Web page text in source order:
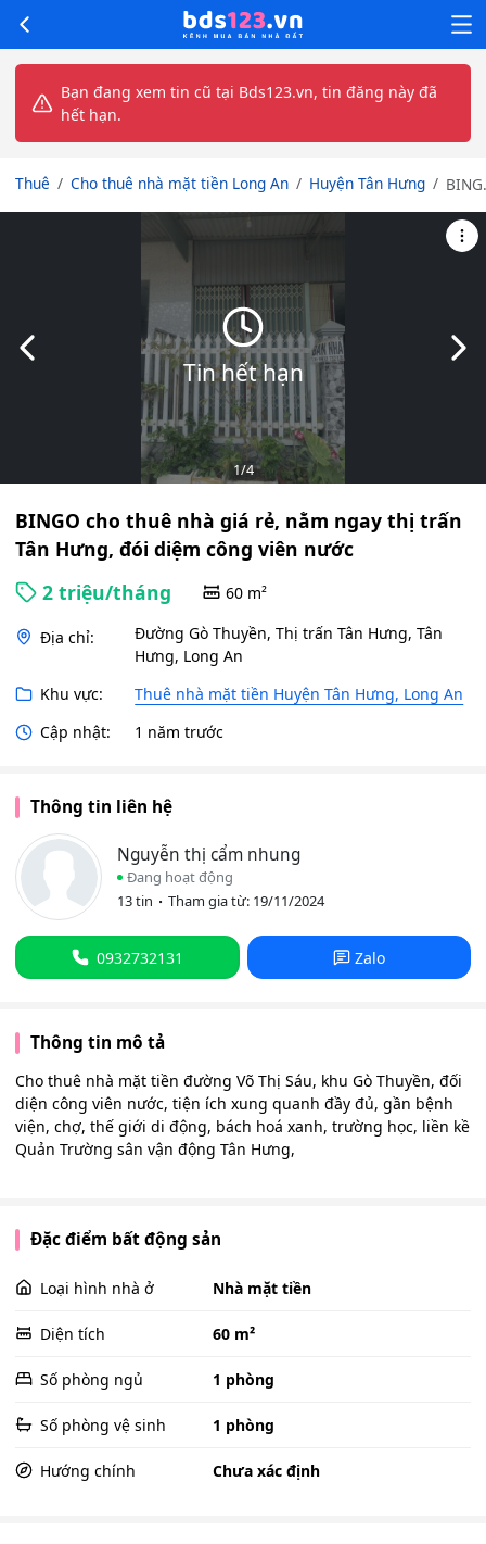
Bạn đang xem tin cũ tại Bds123.vn, tin đăng này đã
hết hạn.
Thuê Cho thuê nhà mặt tiền Long An Huyện Tân Hưng
thuê
nhà
thị
trấn
viên
nước
Tin hết hạn
Slide trước
1/4
BINGO cho thuê nhà giá rẻ, nằm ngay thị trấn
Tân Hưng, đói diệm công viên nước
2 triệu/tháng
60 m²
Địa chỉ:
Đường Gò Thuyền, Thị trấn Tân Hưng, Tân
Hưng, Long An
Khu vực:
Thuê nhà mặt tiền Huyện Tân Hưng, Long An
Cập nhật:
1 năm trước
Thông tin liên hệ
Nguyễn thị cẩm nhung
Đang hoạt động
13 tin
Tham gia từ: 19/11/2024
0932732131 Zalo
Thông tin mô tả
Cho thuê nhà mặt tiền đường Võ Thị Sáu, khu Gò Thuyền, đối
diện công viên nước, tiện ích xung quanh đầy đủ, gần bệnh
viện, chợ, thế giới di động, bách hoá xanh, trường học, liền kề
Quản Trường sân vận động Tân Hưng,
Đặc điểm bất động sản
Loại hình nhà ở Nhà mặt tiền
Diện tích 60 m²
Số phòng ngủ 1 phòng
Số phòng vệ sinh 1 phòng
Hướng chính Chưa xác định